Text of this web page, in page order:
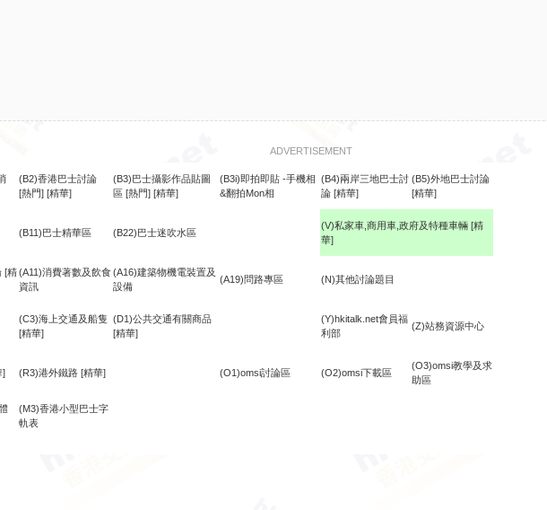
ADVERTISEMENT
(B2)香港巴士討論
[熱門] [精華]
(B3)巴士攝影作品貼圖
區 [熱門] [精華]
(B3i)即拍即貼 -手機相
&翻拍Mon相
(B4)兩岸三地巴士討
論 [精華]
(B5)外地巴士討論
[精華]
(B11)巴士精華區 (B22)巴士迷吹水區
(V)私家車,商用車,政府及特種車輛 [精
華]
[精(A11)消費著數及飲食
資訊
(A16)建築物機電裝置及
設備
(A19)問路專區 (N)其他討論題目
(C3)海上交通及船隻
[精華]
(D1)公共交通有關商品
[精華]
(Y)hkitalk.net會員福
利部
(Z)站務資源中心
] (R3)港外鐵路 [精華] (O1)omsi討論區 (O2)omsi下載區
(O3)omsi教學及求
助區
(M3)香港小型巴士字
軌表